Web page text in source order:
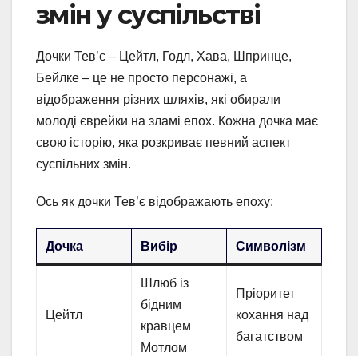
змін у суспільстві
Дочки Тев’є – Цейтл, Годл, Хава, Шпринце,
Бейлке – це не просто персонажі, а
відображення різних шляхів, які обирали
молоді єврейки на зламі епох. Кожна дочка має
свою історію, яка розкриває певний аспект
суспільних змін.
Ось як дочки Тев’є відображають епоху:
Дочка Вибір Символізм
Цейтл
Шлюб із
бідним
кравцем
Мотлом
Пріоритет
кохання над
багатством